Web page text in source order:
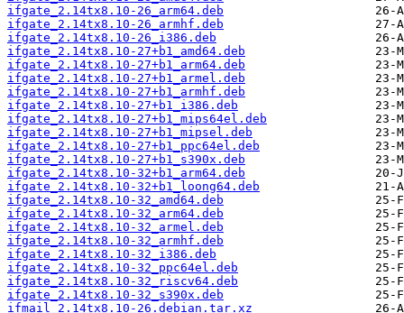
ifgate_2.14tx8.10-26_arm64.deb
ifgate_2.14tx8.10-26_armhf.deb
ifgate_2.14tx8.10-26_i386.deb
ifgate_2.14tx8.10-27+b1_amd64.deb
ifgate_2.14tx8.10-27+b1_arm64.deb
ifgate_2.14tx8.10-27+b1_armel.deb
ifgate_2.14tx8.10-27+b1_armhf.deb
ifgate_2.14tx8.10-27+b1_i386.deb
ifgate_2.14tx8.10-27+b1_mips64el.deb
ifgate_2.14tx8.10-27+b1_mipsel.deb
ifgate_2.14tx8.10-27+b1_ppc64el.deb
ifgate_2.14tx8.10-27+b1_s390x.deb
ifgate_2.14tx8.10-32+b1_arm64.deb
ifgate_2.14tx8.10-32+b1_loong64.deb
ifgate_2.14tx8.10-32_amd64.deb
ifgate_2.14tx8.10-32_arm64.deb
ifgate_2.14tx8.10-32_armel.deb
ifgate_2.14tx8.10-32_armhf.deb
ifgate_2.14tx8.10-32_i386.deb
ifgate_2.14tx8.10-32_ppc64el.deb
ifgate_2.14tx8.10-32_riscv64.deb
ifgate_2.14tx8.10-32_s390x.deb
ifmail_2.14tx8.10-26.debian.tar.xz